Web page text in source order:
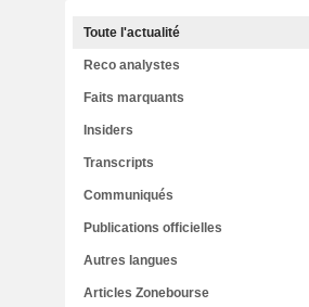
Toute l'actualité
Reco analystes
Faits marquants
Insiders
Transcripts
Communiqués
Publications officielles
Autres langues
Articles Zonebourse